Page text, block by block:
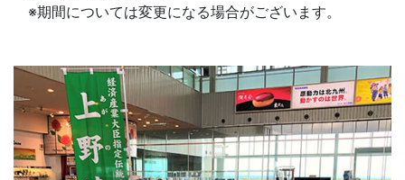
※期間については変更になる場合がございます。